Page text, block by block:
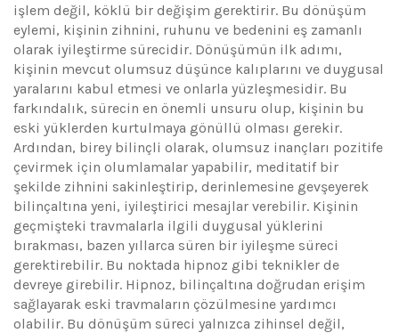
işlem değil, köklü bir değişim gerektirir. Bu dönüşüm
eylemi, kişinin zihnini, ruhunu ve bedenini eş zamanlı
olarak iyileştirme sürecidir. Dönüşümün ilk adımı,
kişinin mevcut olumsuz düşünce kalıplarını ve duygusal
yaralarını kabul etmesi ve onlarla yüzleşmesidir. Bu
farkındalık, sürecin en önemli unsuru olup, kişinin bu
eski yüklerden kurtulmaya gönüllü olması gerekir.
Ardından, birey bilinçli olarak, olumsuz inançları pozitife
çevirmek için olumlamalar yapabilir, meditatif bir
şekilde zihnini sakinleştirip, derinlemesine gevşeyerek
bilinçaltına yeni, iyileştirici mesajlar verebilir. Kişinin
geçmişteki travmalarla ilgili duygusal yüklerini
bırakması, bazen yıllarca süren bir iyileşme süreci
gerektirebilir. Bu noktada hipnoz gibi teknikler de
devreye girebilir. Hipnoz, bilinçaltına doğrudan erişim
sağlayarak eski travmaların çözülmesine yardımcı
olabilir. Bu dönüşüm süreci yalnızca zihinsel değil,